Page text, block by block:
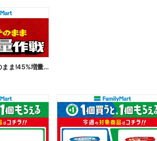
【おトク】お値段そのまま!45%増量作戦!